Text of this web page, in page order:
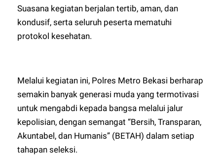
Suasana kegiatan berjalan tertib, aman, dan
kondusif, serta seluruh peserta mematuhi
protokol kesehatan.
Melalui kegiatan ini, Polres Metro Bekasi berharap
semakin banyak generasi muda yang termotivasi
untuk mengabdi kepada bangsa melalui jalur
kepolisian, dengan semangat “Bersih, Transparan,
Akuntabel, dan Humanis” (BETAH) dalam setiap
tahapan seleksi.